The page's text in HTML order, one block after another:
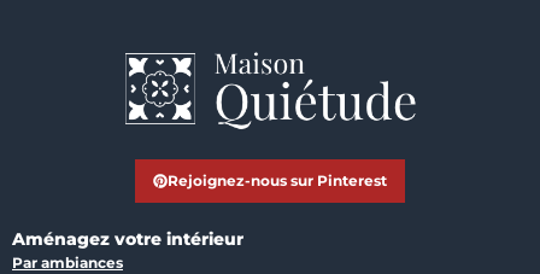
Rejoignez-nous sur Pinterest
Aménagez votre intérieur
Par ambiances